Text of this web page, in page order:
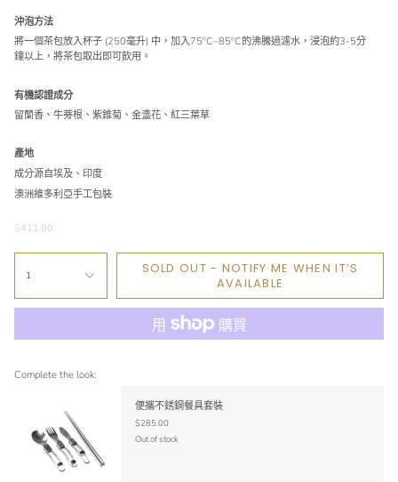
沖泡方法
將一個茶包放入杯子 (250毫升) 中，加入75ºC–85ºC的沸騰過濾水，浸泡約3-5分
鐘以上，將茶包取出即可飲用。
有機認證成分
留蘭香、牛蒡根、紫錐菊、金盞花、紅三葉草
產地
成分源自埃及、印度
澳洲維多利亞手工包裝
$411.00
1
SOLD OUT - NOTIFY ME WHEN IT’S
AVAILABLE
Complete the look:
便攜不銹鋼餐具套裝
$285.00
Out of stock